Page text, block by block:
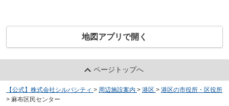
地図アプリで開く
ページトップへ
【公式】株式会社シルバシティ > 周辺施設案内 > 港区 > 港区の市役所・区役所
> 麻布区民センター